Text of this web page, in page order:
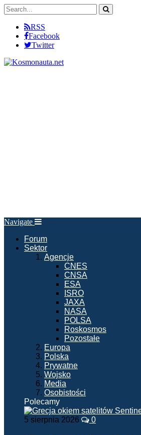
RSS
Facebook
Twitter
Navigate
Forum
Sektor
Agencje
CNES
CNSA
ESA
ISRO
JAXA
NASA
POLSA
Roskosmos
Pozostałe
Europa
Polska
Prywatne
Wojsko
Media
Osobistości
Polecamy
5 sierpnia 2026 0